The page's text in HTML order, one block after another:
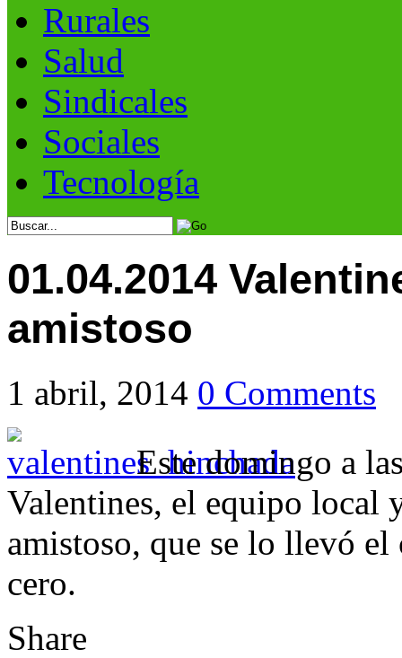
Rurales
Salud
Sindicales
Sociales
Tecnología
01.04.2014
amistoso
1 abril, 2014 0 Comments
Este domingo a
Valentines, el equipo local
amistoso, que se lo llevó
cero.
Share